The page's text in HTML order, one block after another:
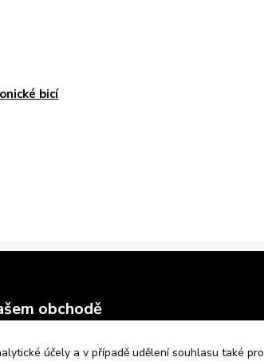
bicí
obchodě
účely a v případě udělení souhlasu také pro